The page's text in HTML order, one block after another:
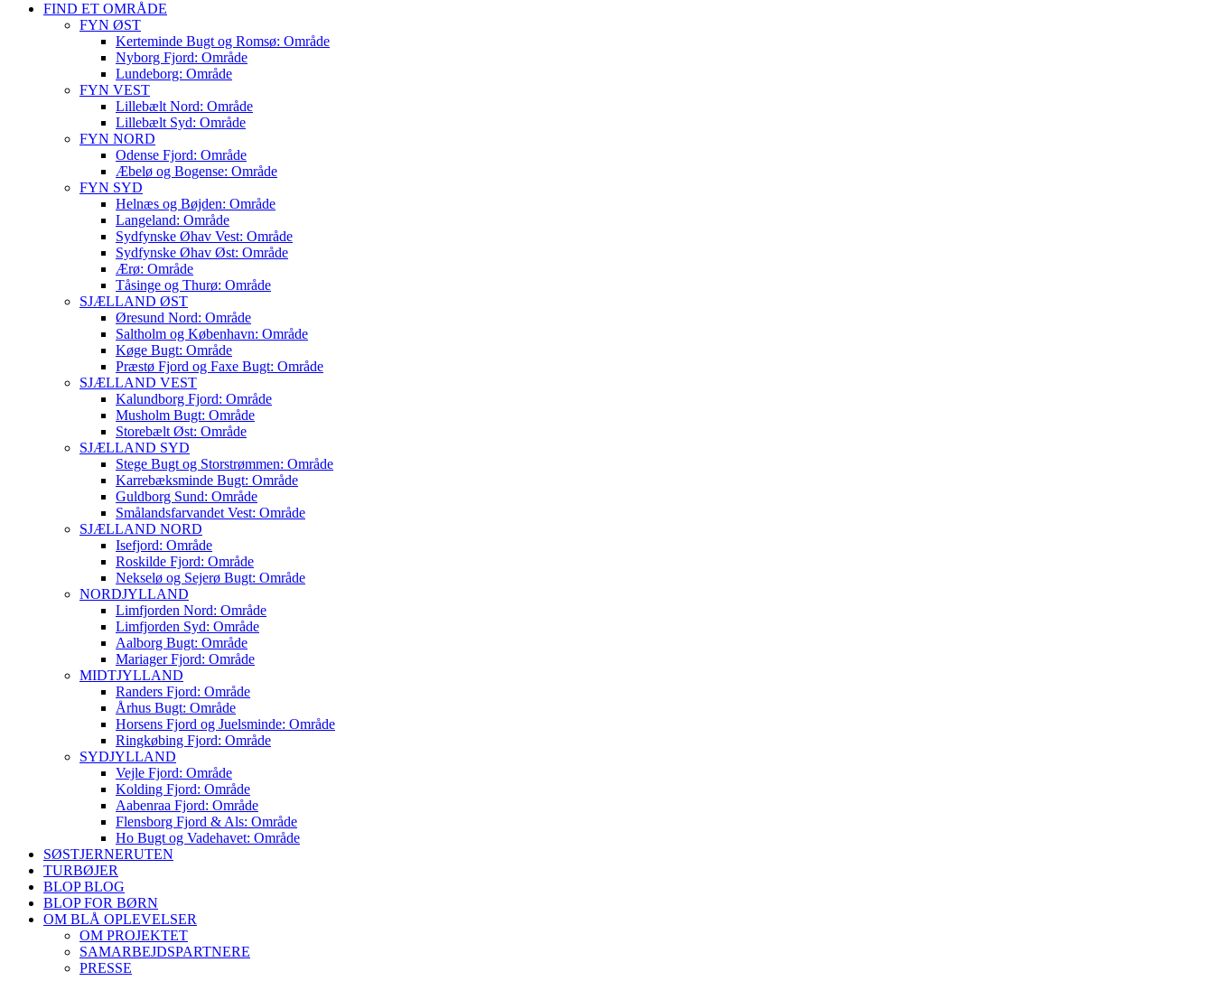
FIND ET OMRÅDE
FYN ØST
Kerteminde Bugt og Romsø: Område
Nyborg Fjord: Område
Lundeborg: Område
FYN VEST
Lillebælt Nord: Område
Lillebælt Syd: Område
FYN NORD
Odense Fjord: Område
Æbelø og Bogense: Område
FYN SYD
Helnæs og Bøjden: Område
Langeland: Område
Sydfynske Øhav Vest: Område
Sydfynske Øhav Øst: Område
Ærø: Område
Tåsinge og Thurø: Område
SJÆLLAND ØST
Øresund Nord: Område
Saltholm og København: Område
Køge Bugt: Område
Præstø Fjord og Faxe Bugt: Område
SJÆLLAND VEST
Kalundborg Fjord: Område
Musholm Bugt: Område
Storebælt Øst: Område
SJÆLLAND SYD
Stege Bugt og Storstrømmen: Område
Karrebæksminde Bugt: Område
Guldborg Sund: Område
Smålandsfarvandet Vest: Område
SJÆLLAND NORD
Isefjord: Område
Roskilde Fjord: Område
Nekselø og Sejerø Bugt: Område
NORDJYLLAND
Limfjorden Nord: Område
Limfjorden Syd: Område
Aalborg Bugt: Område
Mariager Fjord: Område
MIDTJYLLAND
Randers Fjord: Område
Århus Bugt: Område
Horsens Fjord og Juelsminde: Område
Ringkøbing Fjord: Område
SYDJYLLAND
Vejle Fjord: Område
Kolding Fjord: Område
Aabenraa Fjord: Område
Flensborg Fjord & Als: Område
Ho Bugt og Vadehavet: Område
SØSTJERNERUTEN
TURBØJER
BLOP BLOG
BLOP FOR BØRN
OM BLÅ OPLEVELSER
OM PROJEKTET
SAMARBEJDSPARTNERE
PRESSE